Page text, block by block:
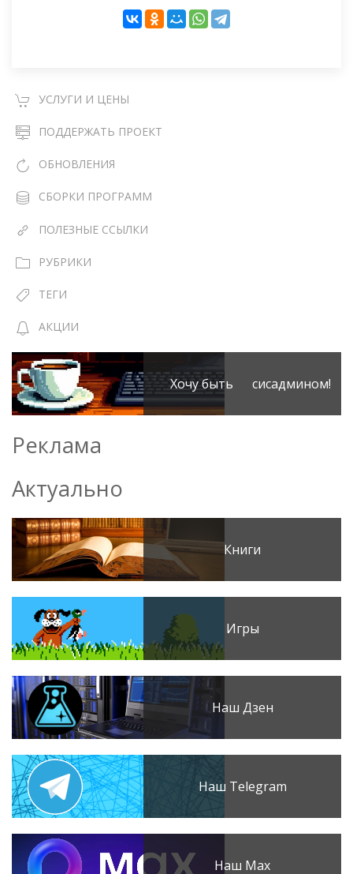
УСЛУГИ И ЦЕНЫ
ПОДДЕРЖАТЬ ПРОЕКТ
ОБНОВЛЕНИЯ
СБОРКИ ПРОГРАММ
ПОЛЕЗНЫЕ ССЫЛКИ
РУБРИКИ
ТЕГИ
АКЦИИ
Хочу быть сисадмином!
Реклама
Актуально
Книги
Игры
Наш Дзен
Наш Telegram
Наш Max